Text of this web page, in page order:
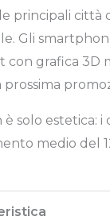
principali
Gli
con grafica 3D
solo estetica:
medio del